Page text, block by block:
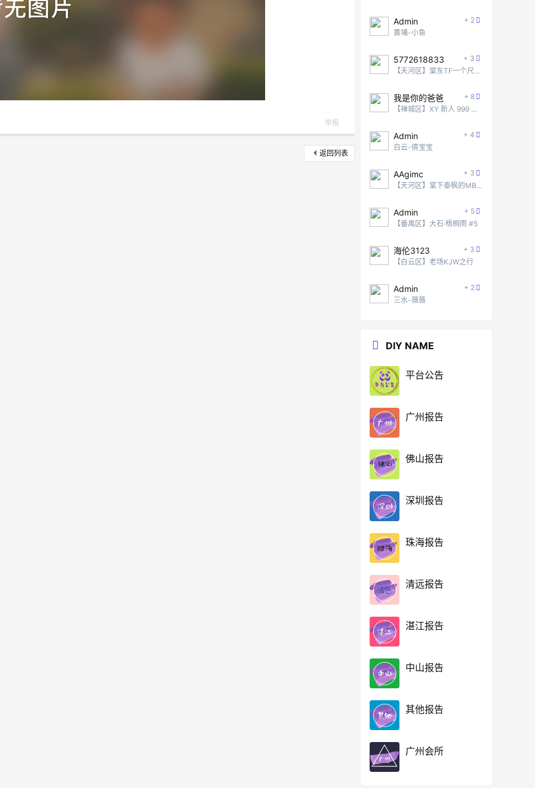
举报
返回列表
Admin
+ 2
黄埔-小鱼
5772618833
+ 3
【天河区】棠东TF一个尺度还不错的地方
我是你的爸爸
+ 8
【禅城区】XY 新人 999 无脑冲！
Admin
+ 4
白云-倩宝宝
AAgimc
+ 3
【天河区】棠下泰枫的MB项目
Admin
+ 5
【番禺区】大石·梧桐雨 #5
海伦3123
+ 3
【白云区】老场KJW之行
Admin
+ 2
三水-薇薇
DIY NAME
平台公告
广州报告
佛山报告
深圳报告
珠海报告
清远报告
湛江报告
中山报告
其他报告
广州会所